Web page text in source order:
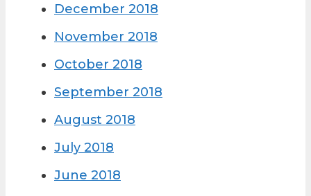
December 2018
November 2018
October 2018
September 2018
August 2018
July 2018
June 2018